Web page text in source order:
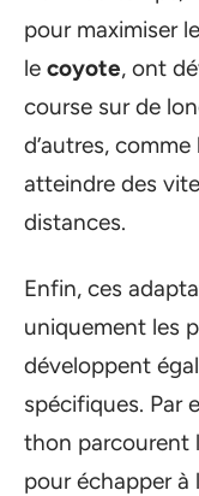
pour maximiser
le coyote, ont
course sur de
d’autres, comme
atteindre des
distances.
Enfin, ces
uniquement les
développent
spécifiques. Par
thon parcourent
pour échapper à